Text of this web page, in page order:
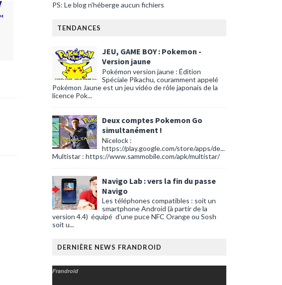
PS: Le blog n’héberge aucun fichiers
TENDANCES
JEU, GAME BOY : Pokemon -
Version jaune
Pokémon version jaune : Édition
Spéciale Pikachu, couramment appelé
Pokémon Jaune est un jeu vidéo de rôle japonais de la
licence Pok...
Deux comptes Pokemon Go
simultanément !
Nicelock :
https://play.google.com/store/apps/de...
Multistar : https://www.sammobile.com/apk/multistar/
Navigo Lab : vers la fin du passe
Navigo
Les téléphones compatibles : soit un
smartphone Android (à partir de la
version 4.4) équipé d’une puce NFC Orange ou Sosh
soit u...
DERNIÈRE NEWS FRANDROID
Frandroid